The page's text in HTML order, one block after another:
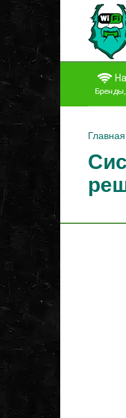
Перейти
контенту
Главная